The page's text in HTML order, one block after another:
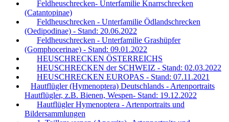
Feldheuschrecken- Unterfamilie Knarrschrecken
(Catantopinae)
Feldheuschrecken - Unterfamilie Ödlandschrecken
(Oedipodinae) - Stand: 20.06.2022
Feldheuschrecken - Unterfamilie Grashüpfer
(Gomphocerinae) - Stand: 09.01.2022
HEUSCHRECKEN ÖSTERREICHS
HEUSCHRECKEN der SCHWEIZ - Stand: 02.03.2022
HEUSCHRECKEN EUROPAS - Stand: 07.11.2021
Hautflügler (Hymenoptera) Deutschlands - Artenportraits
Hautflügler, z.B. Bienen, Wespen- Stand: 19.12.2022
Hautflügler Hymenoptera - Artenportraits und
Bildersammlungen